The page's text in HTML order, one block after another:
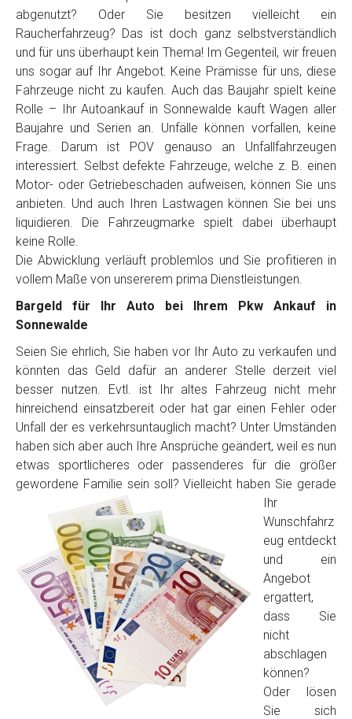
Telefon *
Email
PLZ und Ort
Foto Nr. 1
Foto Nr. 2
Foto Nr. 3
Fertig
Wie viel ist 10+2 ?*
abgenutzt? Oder Sie besitzen vielleicht ein
Raucherfahrzeug? Das ist doch ganz selbstverständlich
und für uns überhaupt kein Thema! Im Gegenteil, wir freuen
uns sogar auf Ihr Angebot. Keine Prämisse für uns, diese
Fahrzeuge nicht zu kaufen. Auch das Baujahr spielt keine
Rolle – Ihr Autoankauf in Sonnewalde kauft Wagen aller
Baujahre und Serien an. Unfälle können vorfallen, keine
Frage. Darum ist POV genauso an Unfallfahrzeugen
interessiert. Selbst defekte Fahrzeuge, welche z. B. einen
Motor- oder Getriebeschaden aufweisen, können Sie uns
anbieten. Und auch Ihren Lastwagen können Sie bei uns
liquidieren. Die Fahrzeugmarke spielt dabei überhaupt
keine Rolle.
Die Abwicklung verläuft problemlos und Sie profitieren in
vollem Maße von unsererem prima Dienstleistungen.
Bargeld für Ihr Auto bei Ihrem Pkw Ankauf in
Sonnewalde
Seien Sie ehrlich, Sie haben vor Ihr Auto zu verkaufen und
könnten das Geld dafür an anderer Stelle derzeit viel
besser nutzen. Evtl. ist Ihr altes Fahrzeug nicht mehr
hinreichend einsatzbereit oder hat gar einen Fehler oder
Unfall der es verkehrsuntauglich macht? Unter Umständen
haben sich aber auch Ihre Ansprüche geändert, weil es nun
etwas sportlicheres oder passenderes für die größer
gewordene Familie sein soll? Vielleicht haben Sie gerade
Ihr
Wunschfahrz
eug entdeckt
und ein
Angebot
ergattert,
dass Sie
nicht
abschlagen
können?
Oder lösen
Sie sich